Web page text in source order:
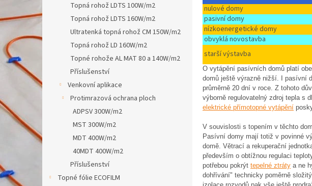
Topná rohož LDTS 100W/m2
Topná rohož LDTS 160W/m2
Ultratenká topná rohož CM 150W/m2
Topná rohož LD 160W/m2
Topné rohože AL MAT 80 a 140W/m2
Příslušenství
Venkovní aplikace
Protimrazová ochrana ploch
ADPSV 300W/m2
MST 300W/m2
MDT 400W/m2
40MDT 400W/m2
Příslušenství
Topné fólie ECOFILM
nulové domy
pasivní domy
nízkoenergetické domy
obvyklá novostavba
starší výstavba
O vytápění pasívních domů platí
domů ještě výrazně nižší. I pasívní
průměrně 20 dní v roce. Z tohoto
výborně regulovatelný zdroj tepla s
elektrické přímotopné vytápění
V souvislosti s topením v těchto
Pasívní domy mají totiž v povinné
domě. Větrací a rekuperační
především o obtížnou regulaci
potřebou pokrýt tepelné ztráty a ne
dohřívání" technicky poměrně